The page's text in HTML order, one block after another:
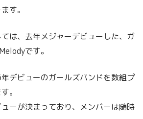
す。
は、去年メジャーデビューした、ガ
です。
デビューのガールズバンドを数組プ
。
ーが決まっており、メンバーは随時